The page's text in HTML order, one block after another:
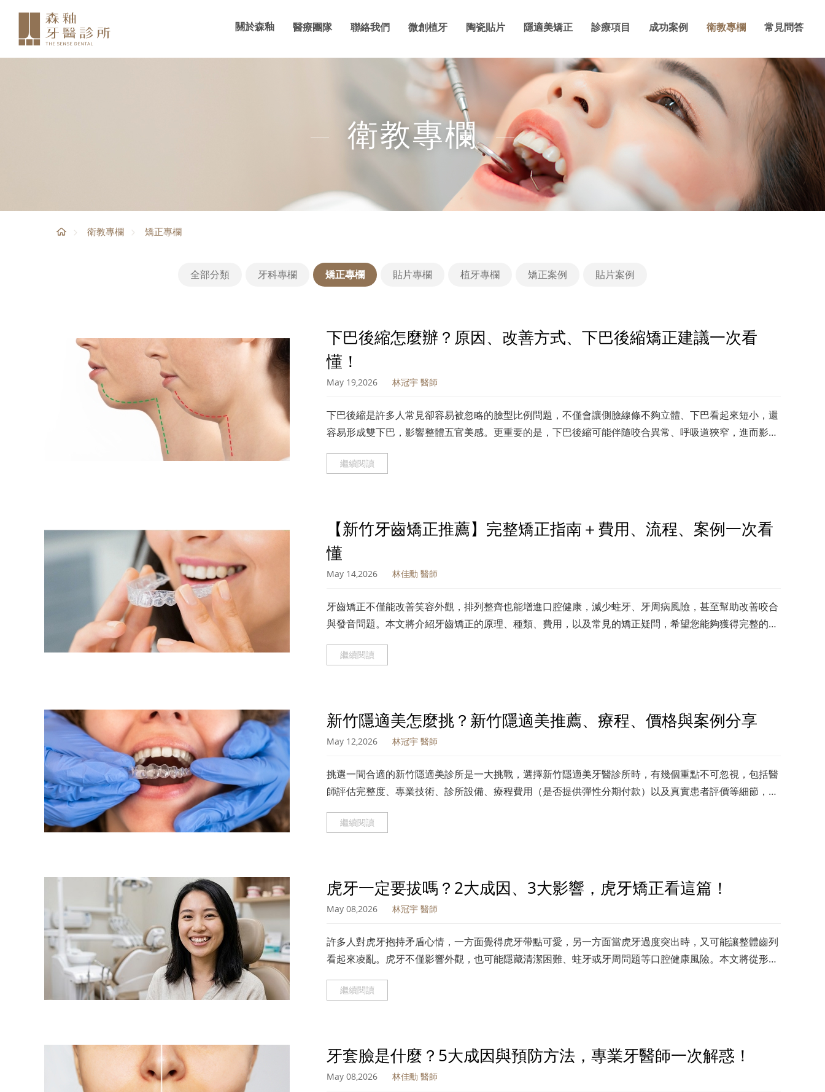
關於森釉 醫療團隊 聯絡我們 微創植牙 陶瓷貼片 隱適美矯正 診療項目 成功案例 衛教專欄 常見問答
衛教專欄
衛教專欄 矯正專欄
全部分類 牙科專欄 矯正專欄 貼片專欄 植牙專欄 矯正案例 貼片案例
下巴後縮怎麼辦？原因、改善方式、下巴後縮矯正建議一次看
懂！
May 19,2026 林冠宇 醫師
下巴後縮是許多人常見卻容易被忽略的臉型比例問題，不僅會讓側臉線條不夠立體、下巴看起來短小，還
容易形成雙下巴，影響整體五官美感。更重要的是，下巴後縮可能伴隨咬合異常、呼吸道狹窄，進而影響
睡眠與生活品質。本文將從專業醫療角度，帶你完整了解下巴後縮的成因、判斷方
繼續閱讀
【新竹牙齒矯正推薦】完整矯正指南＋費用、流程、案例一次看
懂
May 14,2026 林佳勳 醫師
牙齒矯正不僅能改善笑容外觀，排列整齊也能增進口腔健康，減少蛀牙、牙周病風險，甚至幫助改善咬合
與發音問題。本文將介紹牙齒矯正的原理、種類、費用，以及常見的矯正疑問，希望您能夠獲得完整的新
竹牙齒矯正資訊，放心進行矯正療程，且獲得美觀整齊的牙齒。
繼續閱讀
新竹隱適美怎麼挑？新竹隱適美推薦、療程、價格與案例分享
May 12,2026 林冠宇 醫師
挑選一間合適的新竹隱適美診所是一大挑戰，選擇新竹隱適美牙醫診所時，有幾個重點不可忽視，包括醫
師評估完整度、專業技術、診所設備、療程費用（是否提供彈性分期付款）以及真實患者評價等細節，避
免遇到溝通不良或進度延宕的情況，進而做出最終決定。
繼續閱讀
虎牙一定要拔嗎？2大成因、3大影響，虎牙矯正看這篇！
May 08,2026 林冠宇 醫師
許多人對虎牙抱持矛盾心情，一方面覺得虎牙帶點可愛，另一方面當虎牙過度突出時，又可能讓整體齒列
看起來凌亂。虎牙不僅影響外觀，也可能隱藏清潔困難、蛀牙或牙周問題等口腔健康風險。本文將從形成
原因、健康影響到虎牙矯正與拔牙評估原則，進行清楚解析。
繼續閱讀
牙套臉是什麼？5大成因與預防方法，專業牙醫師一次解惑！
May 08,2026 林佳勳 醫師